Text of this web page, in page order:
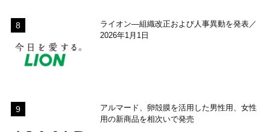
ライオン―組織改正および人事異動を発表／
2026年1月1日
アルマード、卵殻膜を活用した男性用、女性
用の新商品を相次いで発売